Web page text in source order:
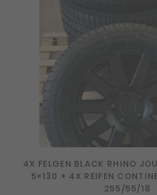
4X FELGEN BLACK RHINO
5×130 + 4X REIFEN
255/55/18